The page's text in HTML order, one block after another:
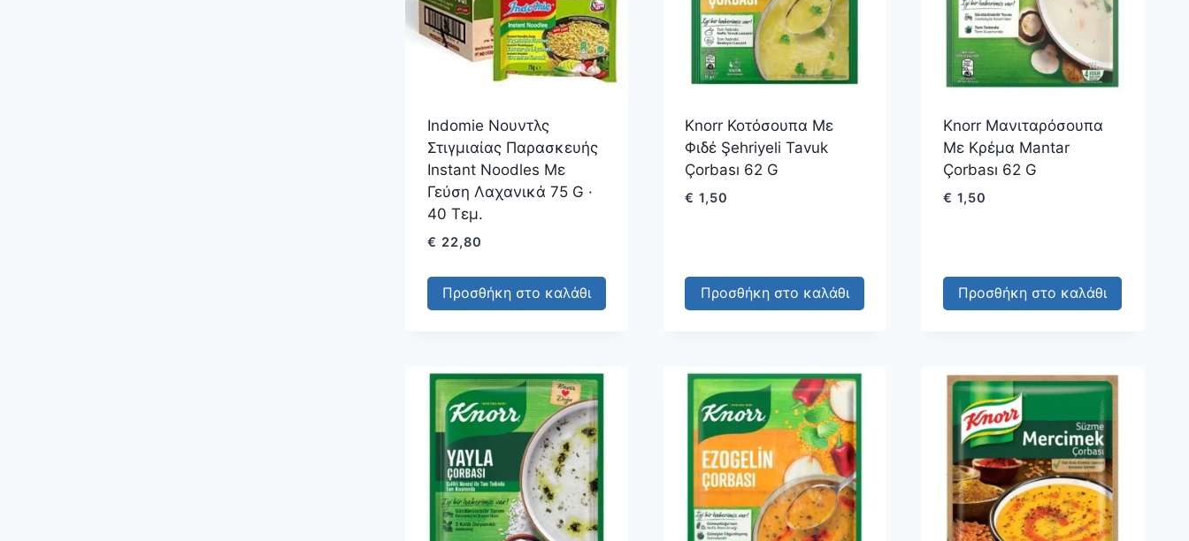
Indomie Νουντλς
Στιγμιαίας Παρασκευής
Instant Noodles Με
Γεύση Λαχανικά 75 G ·
40 Τεμ.
€ 22,80
Προσθήκη στο καλάθι
Knorr Κοτόσουπα Με
Φιδέ Şehriyeli Tavuk
Çorbası 62 G
€ 1,50
Προσθήκη στο καλάθι
Knorr Μανιταρόσουπα
Με Κρέμα Mantar
Çorbası 62 G
€ 1,50
Προσθήκη στο καλάθι